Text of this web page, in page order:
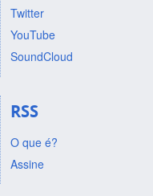
Twitter
YouTube
SoundCloud
RSS
O que é?
Assine